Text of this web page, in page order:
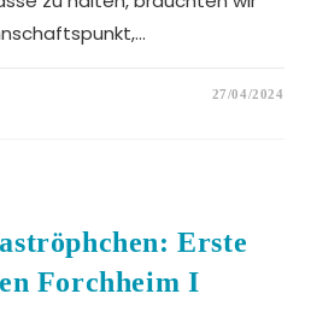
27/04/2024
Erste
Forchheim I